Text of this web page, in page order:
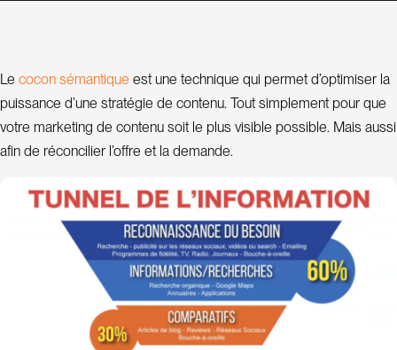
n
s
ul
Le cocon sémantique est une technique qui permet d’optimiser la
puissance d’une stratégie de contenu. Tout simplement pour que
votre marketing de contenu soit le plus visible possible. Mais aussi
afin de réconcilier l’offre et la demande.